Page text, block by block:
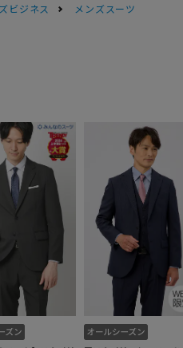
ビジネス メンズスーツ